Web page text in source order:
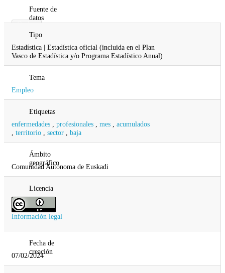
Fuente de
datos
Osalan
Tipo
Estadística | Estadística oficial (incluida en el Plan
Vasco de Estadística y/o Programa Estadístico Anual)
Tema
Empleo
Etiquetas
enfermedades , profesionales , mes , acumulados
, territorio , sector , baja
Ámbito
geográfico
Comunidad Autonoma de Euskadi
Licencia
Información legal
Fecha de
creación
07/02/2024